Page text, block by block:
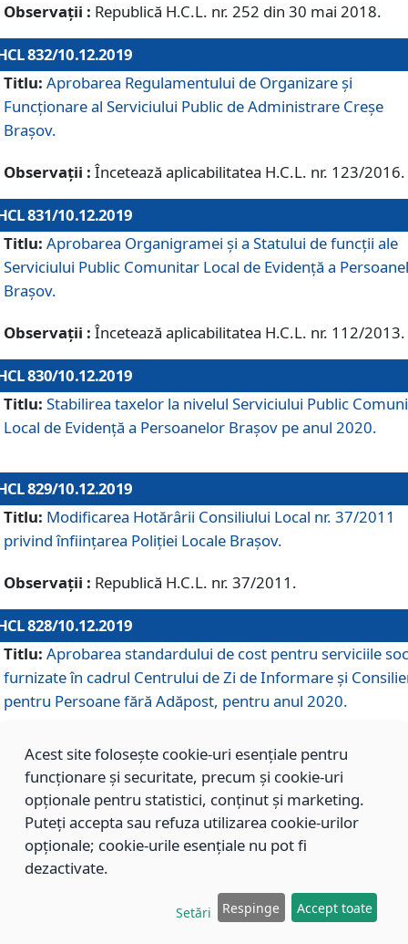
Observații : Republică H.C.L. nr. 252 din 30 mai 2018.
832/10.12.2019
Titlu: Aprobarea Regulamentului de Organizare și
Funcționare al Serviciului Public de Administrare Creșe
Brașov.
Observații : Încetează aplicabilitatea H.C.L. nr. 123/2016.
831/10.12.2019
Titlu: Aprobarea Organigramei și a Statului de funcții ale
Serviciului Public Comunitar Local de Evidență a
Brașov.
Observații : Încetează aplicabilitatea H.C.L. nr. 112/2013.
830/10.12.2019
Titlu: Stabilirea taxelor la nivelul Serviciului Public
Local de Evidenţă a Persoanelor Braşov pe anul 2020.
829/10.12.2019
Titlu: Modificarea Hotărârii Consiliului Local nr. 37/2011
privind înființarea Poliției Locale Brașov.
Observații : Republică H.C.L. nr. 37/2011.
828/10.12.2019
Titlu: Aprobarea standardului de cost pentru serviciile
furnizate în cadrul Centrului de Zi de Informare și
pentru Persoane fără Adăpost, pentru anul 2020.
827/10.12.2019
Aprobarea standardului de cost pentru serviciile
furnizate în cadrul Centrului Rezidențial pentru Persoane
Adăpost, pentru anul 2020.
Aprobarea standardului de cost pentru serviciile
Acest site folosește cookie-uri esențiale pentru
funcționare și securitate, precum și cookie-uri
opționale pentru statistici, conținut și marketing.
Puteți accepta sau refuza utilizarea cookie-urilor
opționale; cookie-urile esențiale nu pot fi
dezactivate.
Setări Respinge Accept toate